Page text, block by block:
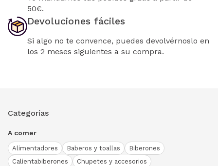
50€.
Devoluciones fáciles
Si algo no te convence, puedes devolvérnoslo en
los 2 meses siguientes a su compra.
Categorías
A comer
Alimentadores Baberos y toallas
Biberones
Calientabiberones
Chupetes y accesorios